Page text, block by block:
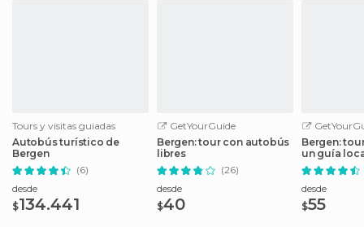
Tours y visitas guiadas
Autobús turístico de
Bergen
(6)
desde
$134.441
GetYourGuide
Bergen: tour con autobús
libres
(26)
desde
$40
Bergen:
un guía
desde
$55